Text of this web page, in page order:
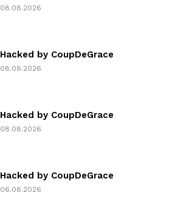
08.08.2026
Hacked by CoupDeGrace
08.08.2026
Hacked by CoupDeGrace
08.08.2026
Hacked by CoupDeGrace
06.08.2026